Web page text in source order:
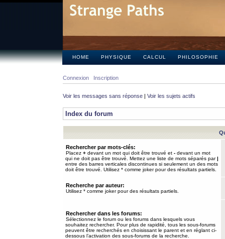
HOME PHYSIQUE CALCUL PHILOSOPHIE
Connexion Inscription
Voir les messages sans réponse | Voir les sujets actifs
Index du forum
Rechercher par mots-clés:
Placez + devant un mot qui doit être trouvé et - devant un mot
qui ne doit pas être trouvé. Mettez une liste de mots séparés par|
entre des barres verticales discontinues si seulement un des mots
doit être trouvé. Utilisez * comme joker pour des résultats partiels.
Recherche par auteur:
Utilisez * comme joker pour des résultats partiels.
Rechercher dans les forums:
Sélectionnez le forum ou les forums dans lesquels vous
souhaitez rechercher. Pour plus de rapidité, tous les sous-forums
peuvent être recherchés en choisissant le parent et en réglant ci-
dessous l’activation des sous-forums de la recherche.